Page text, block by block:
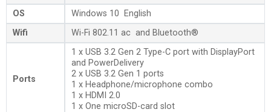
OS
Windows 10 English
Wifi
Wi-Fi 802.11 ac and Bluetooth®
Ports
1 x USB 3.2 Gen 2 Type-C port with DisplayPort
and PowerDelivery
2 x USB 3.2 Gen 1 ports
1 x Headphone/microphone combo
1 x HDMI 2.0
1 x One microSD-card slot